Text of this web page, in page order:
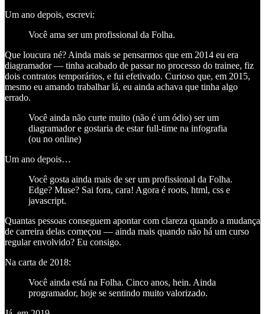
Um ano depois, escrevi:
Você ama ser um profissional da Folha.
Que loucura né? Ainda mais se pensarmos que em 2014 eu era
diagramador — tinha acabado de passar no processo do trainee, fiz
dois contratos temporários, e fui efetivado. Curioso que, em 2015,
mesmo eu amando trabalhar lá, eu ainda achava que tinha algo
errado.
Você ainda não curte muito (não é um ódio) ser um
diagramador e gostaria de estar full-time na infografia
(ou no online)
Um ano depois…
Você gosta ainda mais de ser um profissional da Folha.
Edge? Muse? Sai fora, cara! Agora é roots, html, css e
javascript.
Quantas pessoas conseguem apontar com clareza quando a mudança
de carreira delas começou — ainda mais quando não há um curso
regular envolvido? Eu consigo.
Na carta de 2018:
Você ainda está na Folha. Cinco anos, hein. Ainda
programador, hoje se sentindo muito valorizado.